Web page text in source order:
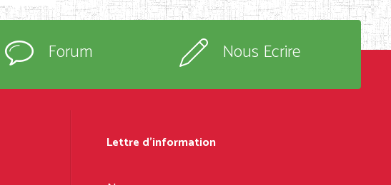
Forum Nous Ecrire
Lettre d'information